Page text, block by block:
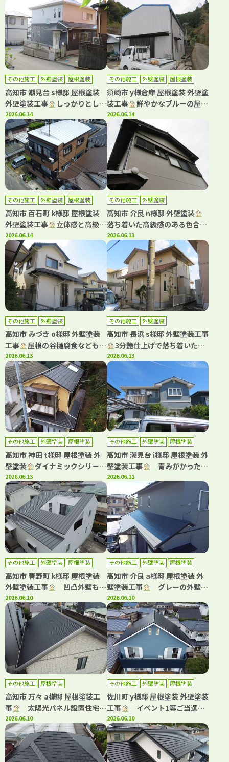
(^^)
住まいへ！
その他施工 外壁塗装 屋根塗装
高知市 潮見台 s様邸 屋根塗装
外壁塗装工事
しっかりとした
安心できる工事をご提案させて
いただきました
2026.06.14
その他施工 外壁塗装 屋根塗装
須崎市 y様倉庫 屋根塗装 外壁塗
装工事
鮮やかなブルーの屋根
で明るい雰囲気にイメチェン
2026.06.14
その他施工 外壁塗装 屋根塗装
高知市 百石町 k様邸 屋根塗装
外壁塗装工事
立体感と高級感
が素晴らしい塗料です
2026.06.14
その他施工 外壁塗装
高知市 介良 n様邸 外壁塗装
落ち着いた高級感のある色合い
でご満足いただけました
2026.06.13
その他施工 外壁塗装
高知市 みづき o様邸 外壁塗装
工事
屋根の谷樋腐食などもご
注意ください！雨漏りのリスク
があります。
2026.06.13
その他施工 外壁塗装
高知市 長浜 s様邸 外壁塗装工事
3分艶仕上げで落ち着いた雰
囲気になりました(^^)
2026.06.13
その他施工 外壁塗装 屋根塗装
高知市 神田 t様邸 屋根塗装 外
壁塗装
ダイナミックシリーズ
で屋根・外壁塗装しました(^^)
2026.06.13
その他施工 外壁塗装 屋根塗装
高知市 潮見台 i様邸 屋根塗装 外
壁塗装工事
青みがかったグ
レーが映える、上品な外観へリ
フレッシュ！
2026.06.11
その他施工 外壁塗装 屋根塗装
高知市 春野町 k様邸 屋根塗装
外壁塗装工事
凹凸外壁も均
一な美しい仕上がりに！
2026.06.10
その他施工 外壁塗装 屋根塗装
高知市 介良 a様邸 屋根塗装 外
壁塗装工事
グレーの外壁に
白が映える上品な外観へ！
2026.06.10
その他施工 屋根塗装
高知市 万々 a様邸 屋根塗装工
事
太陽光パネル設置住宅の
屋根塗装｜高耐候仕様で長持ち
する屋根へ！
2026.06.10
その他施工 外壁塗装 屋根塗装
佐川町 y様邸 屋根塗装 外壁塗装
工事
イベント1等ご当選！
青系カラーで大変身した屋根・
外壁塗装
2026.06.10